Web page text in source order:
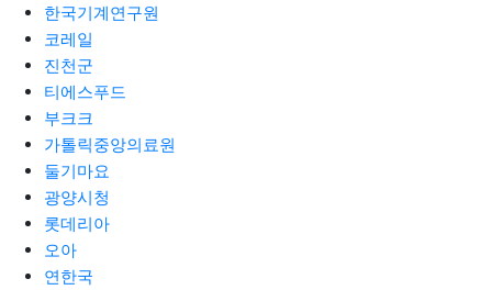
한국기계연구원
코레일
진천군
티에스푸드
부크크
가톨릭중앙의료원
둘기마요
광양시청
롯데리아
오아
연한국